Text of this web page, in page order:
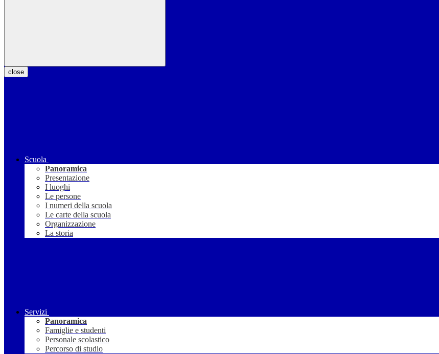
close
Scuola
Panoramica
Presentazione
I luoghi
Le persone
I numeri della scuola
Le carte della scuola
Organizzazione
La storia
Servizi
Panoramica
Famiglie e studenti
Personale scolastico
Percorso di studio